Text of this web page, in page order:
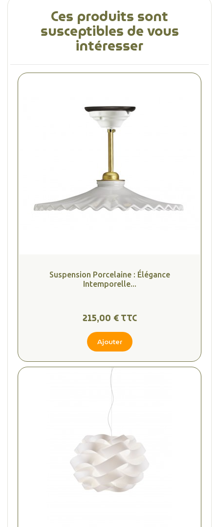
Ces produits sont
susceptibles de vous
intéresser
Suspension Porcelaine : Élégance
Intemporelle...
215,00 € TTC
Ajouter